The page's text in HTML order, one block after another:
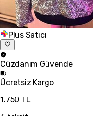
Plus Satıcı
Cüzdanım Güvende
Ücretsiz Kargo
1.750 TL